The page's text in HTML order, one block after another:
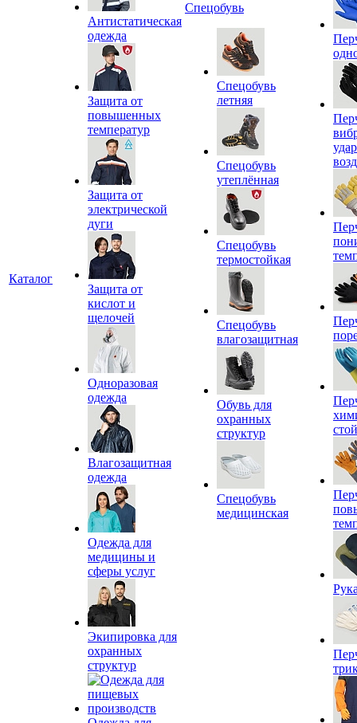
Каталог
Антистатическая
одежда
Защита от
повышенных
температур
Защита от
электрической
дуги
Защита от
кислот и
щелочей
Одноразовая
одежда
Влагозащитная
одежда
Одежда для
медицины и
сферы услуг
Экипировка для
охранных
структур
Спецобувь
Спецобувь
летняя
Спецобувь
утеплённая
Спецобувь
термостойкая
Спецобувь
влагозащитная
Обувь для
охранных
структур
Спецобувь
медицинская